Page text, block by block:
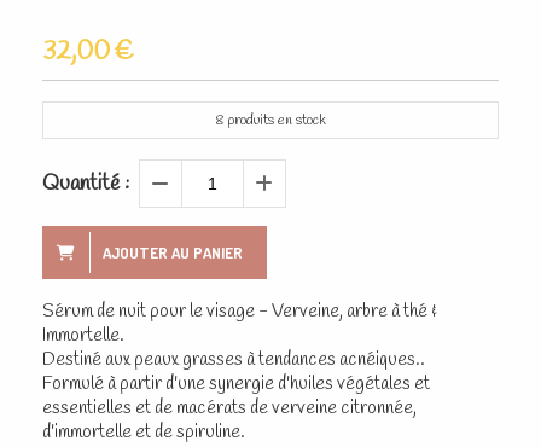
32,00€
8 produits en stock
Quantité :
AJOUTER AU PANIER
Sérum de nuit pour le visage - Verveine, arbre à thé &
Immortelle.
Destiné aux peaux grasses à tendances acnéiques..
Formulé à partir d'une synergie d'huiles végétales et
essentielles et de macérats de verveine citronnée,
d'immortelle et de spiruline.